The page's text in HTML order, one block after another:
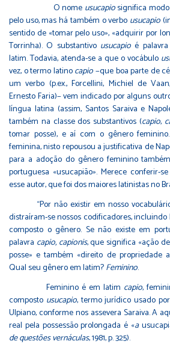
O nome usucapiosignifica
pelo uso, mas há também o verbo usucapio
sentido de «tomar pelo uso», «adquirir por
Torrinha). O substantivo usucapio é
latim. Todavia, atenda-se a que o vocábulo
vez, o termo latinocapio−que boa parte de
um verbo (p.ex., Forcellini, Michiel de
Ernesto Faria)− vem indicado por alguns
língua latina (assim, Santos Saraiva e
também na classe dos substantivos (capio,
tomar posse), e aí com o gênero
feminina, nisto repousou a justificativa de
para a adoção do gênero feminino
portuguesa «usucapião». Merece conferir-
esse autor, que foi dos maiores latinistas no
“Por não existir em nosso
distraíram-se nossos codificadores, incluindo
composto o gênero. Se não existe em
palavra capio, capionis, que significa «ação
posse» e também «direito de propriedade
Qual seu gênero em latim?Feminino.
Feminino é em latim capio,
composto usucapio, termo jurídico usado
Ulpiano, conforme nos assevera Saraiva. A
real pela possessão prolongada é «a
de questões vernáculas, 1981, p. 325).